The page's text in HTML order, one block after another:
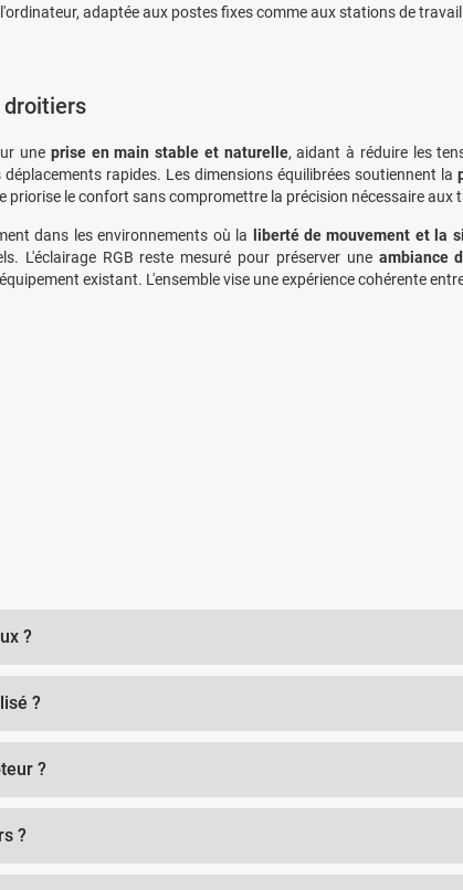
l'ordinateur, adaptée aux postes fixes comme aux stations de
droitiers
une prise en main stable et naturelle, aidant à réduire les
rapides. Les dimensions équilibrées soutiennent la
priorise le confort sans compromettre la précision nécessaire aux
dans les environnements où la liberté de mouvement et la
L'éclairage RGB reste mesuré pour préserver une ambiance
existant. L'ensemble vise une expérience cohérente
?
?
?
?